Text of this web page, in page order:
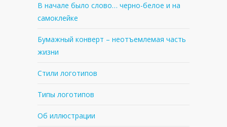
В начале было слово… черно-белое и на
самоклейке
Бумажный конверт – неотъемлемая часть
жизни
Стили логотипов
Типы логотипов
Об иллюстрации